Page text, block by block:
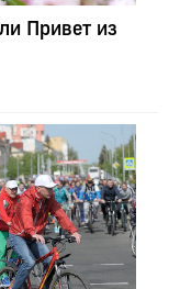
Привет из